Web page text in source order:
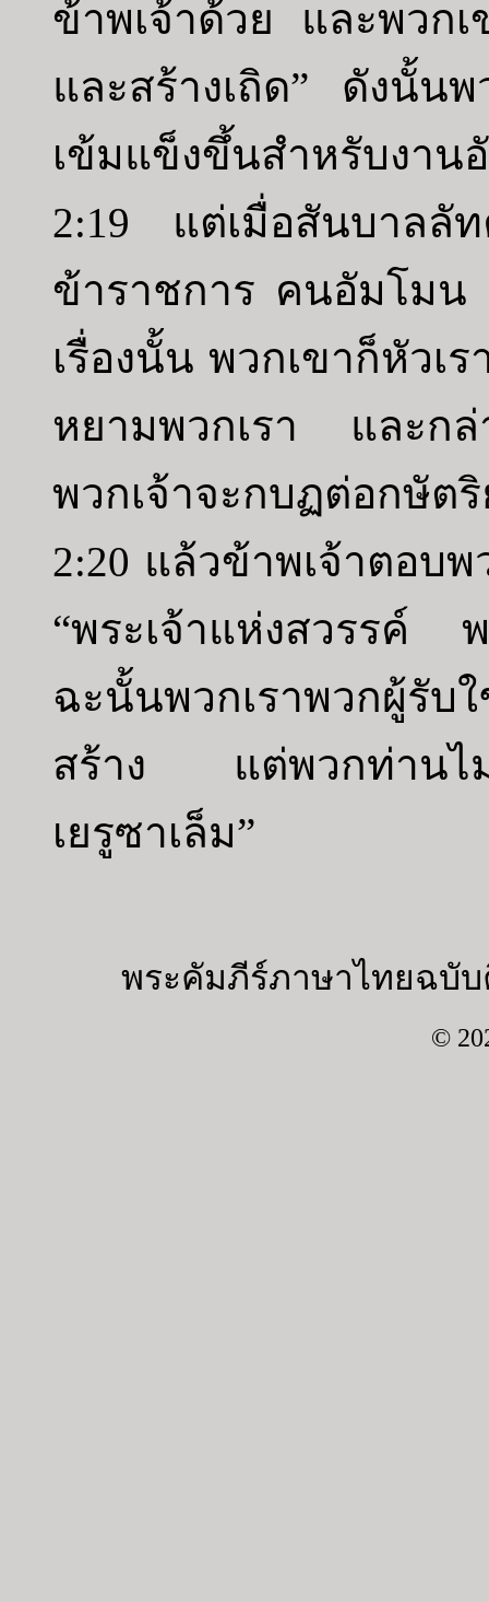
ข้าพเจ้าด้วย และพวก
และสร้างเถิด” ดังนั้นพ
เข้มแข็งขึ้นสำหรับงาน
2:19 แต่เมื่อสันบาลลั
ข้าราชการ คนอัมโมน
เรื่องนั้น พวกเขาก็หัวเร
หยามพวกเรา และกล่
พวกเจ้าจะกบฏต่อกษัตริ
2:20 แล้วข้าพเจ้าตอบ
“พระเจ้าแห่งสวรรค์ พ
ฉะนั้นพวกเราพวกผู้รับ
สร้าง แต่พวกท่านไม่
เยรูซาเล็ม”
พระคัมภีร์ภาษาไทยฉบับ
©